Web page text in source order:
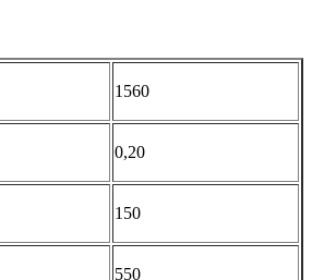
1560
0,20
150
550